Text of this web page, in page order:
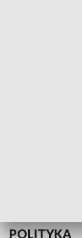
POLITYKA